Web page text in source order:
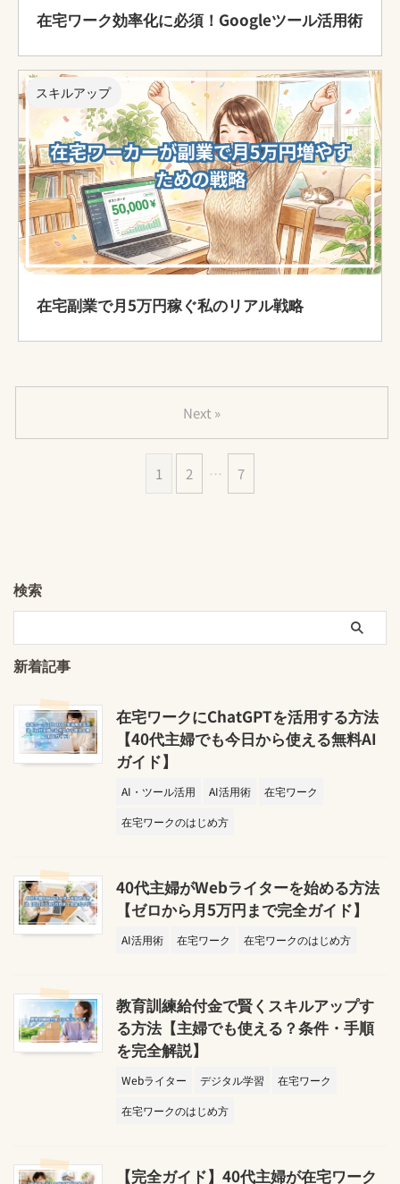
在宅ワーク効率化に必須！Googleツール活用術
スキルアップ
在宅副業で月5万円稼ぐ私のリアル戦略
1 2 … 7
Next »
検索
新着記事
在宅ワークにChatGPTを活用する方法
【40代主婦でも今日から使える無料AI
ガイド】
AI・ツール活用 AI活用術
在宅ワーク
在宅ワークのはじめ方
40代主婦がWebライターを始める方法
【ゼロから月5万円まで完全ガイド】
AI活用術 在宅ワーク 在宅ワークのはじめ方
教育訓練給付金で賢くスキルアップす
る方法【主婦でも使える？条件・手順
を完全解説】
Webライター デジタル学習
在宅ワーク
在宅ワークのはじめ方
【完全ガイド】40代主婦が在宅ワーク